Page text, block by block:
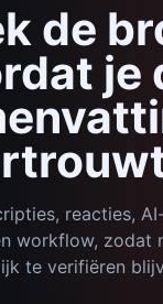
de
je
reacties,
workflow, zodat
te verifiëren